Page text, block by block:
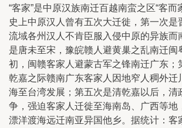
“客家”是中原汉族南迁百越南蛮之区“客而
史上中原汉人曾有五次大迁徙，第一次是
流域各州汉人不肯臣服入侵中原的异族而
是唐未至宋，豫皖赣人避黄巢之乱南迁闽
初，闽赣客家人避蒙古军之锋南迁广东；
乾嘉之际赣南广东客家人因地窄人稠外迁
海至台湾发展；第五次是清乾嘉以后，清
争，强迫客家人迁徙至海南岛、广西等地
漂洋渡海远迁南亚异国他乡。据统计：客